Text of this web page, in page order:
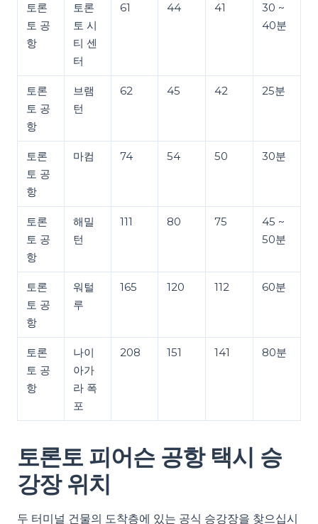
토론
토 공
항
토론
토 시
티 센
터
61 44 41
30 ~
40분
토론
토 공
항
브램
턴
62 45 42 25분
토론
토 공
항
마컴 74 54 50 30분
토론
토 공
항
해밀
턴
111 80 75
45 ~
50분
토론
토 공
항
워털
루
165 120 112 60분
토론
토 공
항
나이
아가
라 폭
포
208 151 141 80분
토론토 피어슨 공항 택시 승
강장 위치
두 터미널 건물의 도착층에 있는 공식 승강장을 찾으십시